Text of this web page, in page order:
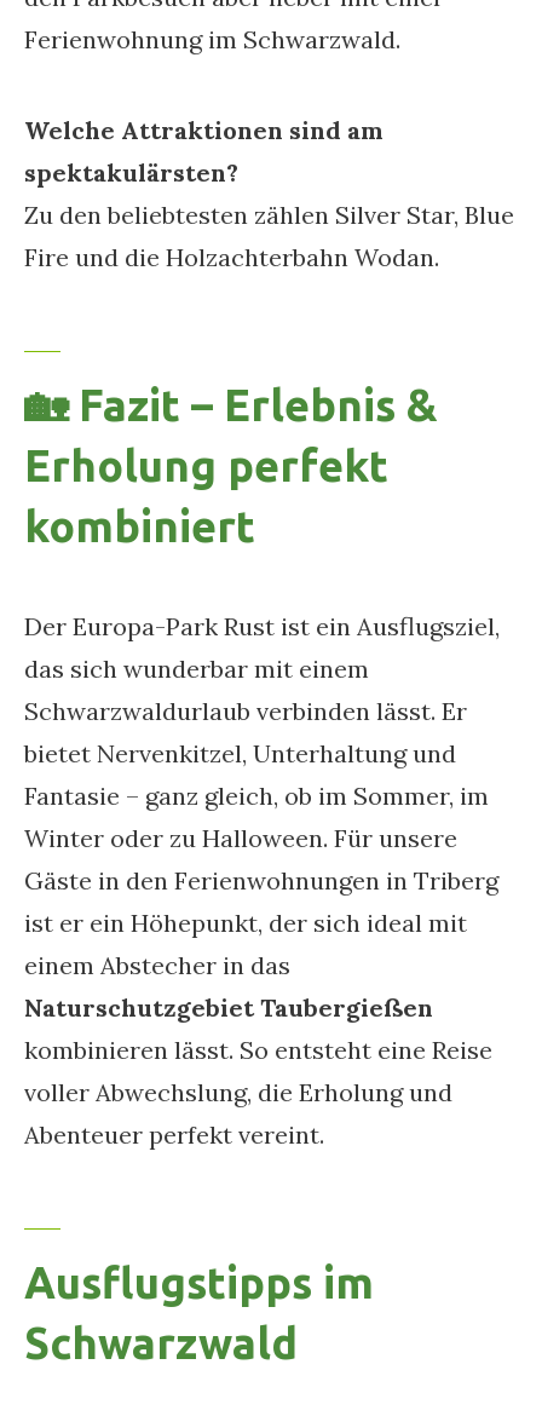
Ferienwohnung im Schwarzwald.
Welche Attraktionen sind am
spektakulärsten?
Zu den beliebtesten zählen Silver Star, Blue
Fire und die Holzachterbahn Wodan.
🏡 Fazit – Erlebnis &
Erholung perfekt
kombiniert
Der Europa-Park Rust ist ein Ausflugsziel,
das sich wunderbar mit einem
Schwarzwaldurlaub verbinden lässt. Er
bietet Nervenkitzel, Unterhaltung und
Fantasie – ganz gleich, ob im Sommer, im
Winter oder zu Halloween. Für unsere
Gäste in den Ferienwohnungen in Triberg
ist er ein Höhepunkt, der sich ideal mit
einem Abstecher in das
Naturschutzgebiet Taubergießen
kombinieren lässt. So entsteht eine Reise
voller Abwechslung, die Erholung und
Abenteuer perfekt vereint.
Ausflugstipps im
Schwarzwald